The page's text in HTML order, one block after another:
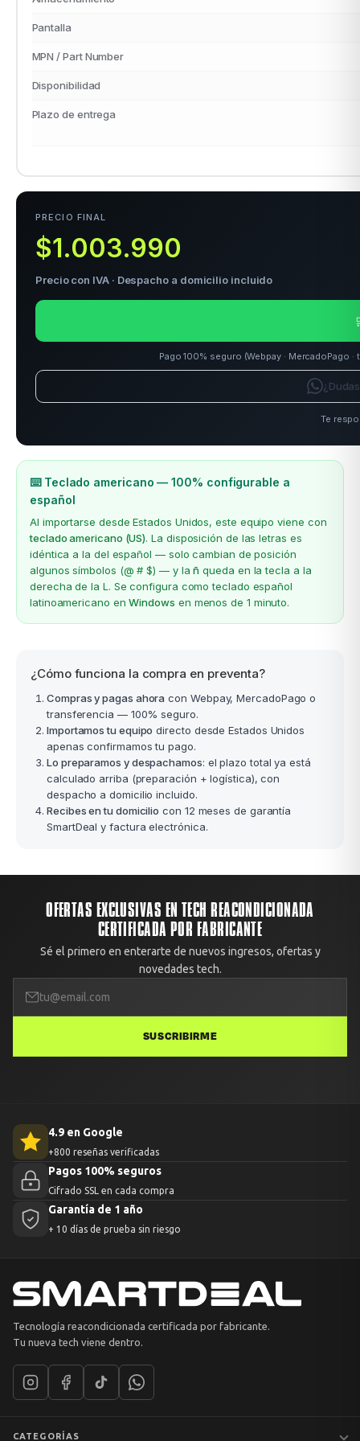
Pantalla
MPN / Part Number
Disponibilidad
Plazo de entrega
PRECIO FINAL
$1.003.990
Precio con IVA · Despacho a domicilio incluido
Pago 100% seguro (Webpay · MercadoPago
Te
⌨️ Teclado americano — 100% configurable a
español
Al importarse desde Estados Unidos, este equipo viene con
teclado americano (US). La disposición de las letras es
idéntica a la del español — solo cambian de posición
algunos símbolos (@ # $) — y lañ queda en la tecla a la
derecha de la L. Se configura como teclado español
latinoamericano enWindows en menos de 1 minuto.
¿Cómo funciona la compra en preventa?
Compras y pagas ahora con Webpay, MercadoPago o
transferencia — 100% seguro.
Importamos tu equipo directo desde Estados Unidos
apenas confirmamos tu pago.
Lo preparamos y despachamos: el plazo total ya está
calculado arriba (preparación + logística), con
despacho a domicilio incluido.
Recibes en tu domicilio con 12 meses de garantía
SmartDeal y factura electrónica.
OFERTAS EXCLUSIVAS EN TECH REACONDICIONADA
CERTIFICADA POR FABRICANTE
Sé el primero en enterarte de nuevos ingresos, ofertas y
novedades tech.
SUSCRIBIRME
4.9 en Google
+800 reseñas verificadas
Pagos 100% seguros
Cifrado SSL en cada compra
Garantía de 1 año
+ 10 días de prueba sin riesgo
Tecnología reacondicionada certificada por fabricante.
Tu nueva tech viene dentro.
CATEGORÍAS